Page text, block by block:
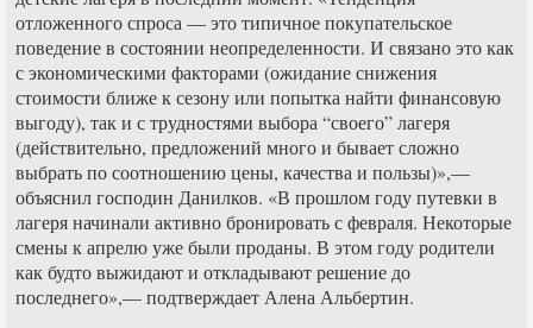
отложенного спроса — это типичное покупательское
поведение в состоянии неопределенности. И связано это как
с экономическими факторами (ожидание снижения
стоимости ближе к сезону или попытка найти финансовую
выгоду), так и с трудностями выбора “своего” лагеря
(действительно, предложений много и бывает сложно
выбрать по соотношению цены, качества и пользы)»,—
объяснил господин Данилков. «В прошлом году путевки в
лагеря начинали активно бронировать с февраля. Некоторые
смены к апрелю уже были проданы. В этом году родители
как будто выжидают и откладывают решение до
последнего»,— подтверждает Алена Альбертин.